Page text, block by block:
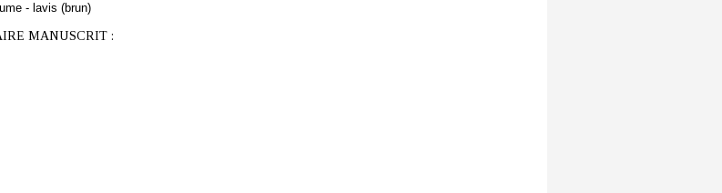
- lavis (brun)
MANUSCRIT :